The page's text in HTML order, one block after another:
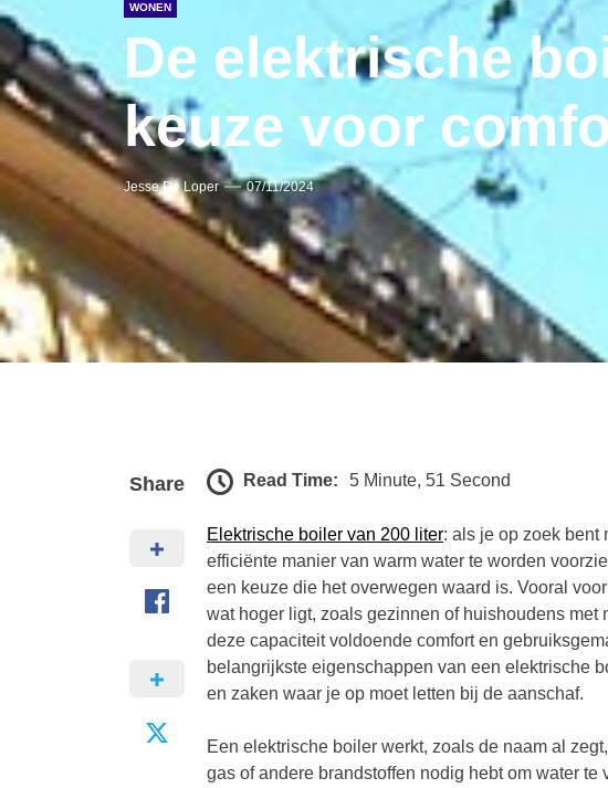
WONEN
De elektrische
keuze voor
Jesse De Loper 07/11/2024
Share Read Time: 5 Minute, 51 Second
Elektrische boiler van 200 liter: als je op zoek bent
efficiënte manier van warm water te worden
een keuze die het overwegen waard is. Vooral
wat hoger ligt, zoals gezinnen of huishoudens met
deze capaciteit voldoende comfort en
belangrijkste eigenschappen van een elektrische
en zaken waar je op moet letten bij de aanschaf.
Een elektrische boiler werkt, zoals de naam al
gas of andere brandstoffen nodig hebt om water